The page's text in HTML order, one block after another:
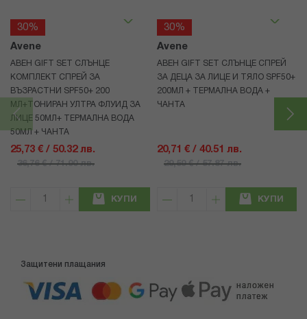
30%
Avene
АВЕН GIFT SET СЛЪНЦЕ
КОМПЛЕКТ СПРЕЙ ЗА
ВЪЗРАСТНИ SPF50+ 200
МЛ+ТОНИРАН УЛТРА ФЛУИД ЗА
ЛИЦЕ 50МЛ+ ТЕРМАЛНА ВОДА
50МЛ + ЧАНТА
25,73 € / 50.32 лв.
36,76 € / 71.90 лв.
КУПИ
30%
Avene
АВЕН GIFT SET СЛЪНЦЕ СПРЕЙ
ЗА ДЕЦА ЗА ЛИЦЕ И ТЯЛО SPF50+
200МЛ + ТЕРМАЛНА ВОДА +
ЧАНТА
20,71 € / 40.51 лв.
29,59 € / 57.87 лв.
КУПИ
Защитени плащания